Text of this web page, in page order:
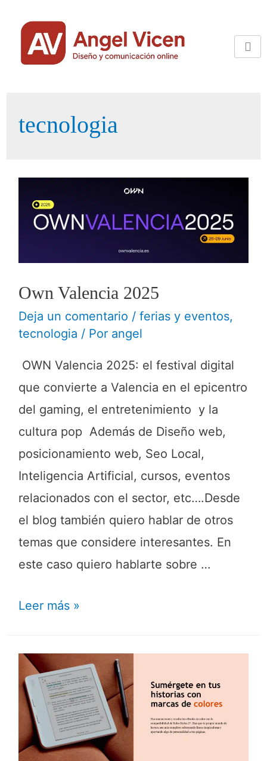
tecnologia
Own Valencia 2025
Deja un comentario / ferias y eventos,
tecnologia / Por angel
OWN Valencia 2025: el festival digital
que convierte a Valencia en el epicentro
del gaming, el entretenimiento y la
cultura pop Además de Diseño web,
posicionamiento web, Seo Local,
Inteligencia Artificial, cursos, eventos
relacionados con el sector, etc….Desde
el blog también quiero hablar de otros
temas que considere interesantes. En
este caso quiero hablarte sobre …
Leer más »